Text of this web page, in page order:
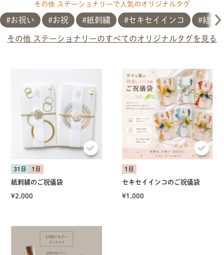
その他 ステーショナリーで人気のオリジナルタグ
お祝い お祝 紙刺繍 セキセイインコ 結婚
その他 ステーショナリーのすべてのオリジナルタグを見る
31日 1日
紙刺繍のご祝儀袋
¥2,000
1日
セキセイインコのご祝儀袋
¥1,000